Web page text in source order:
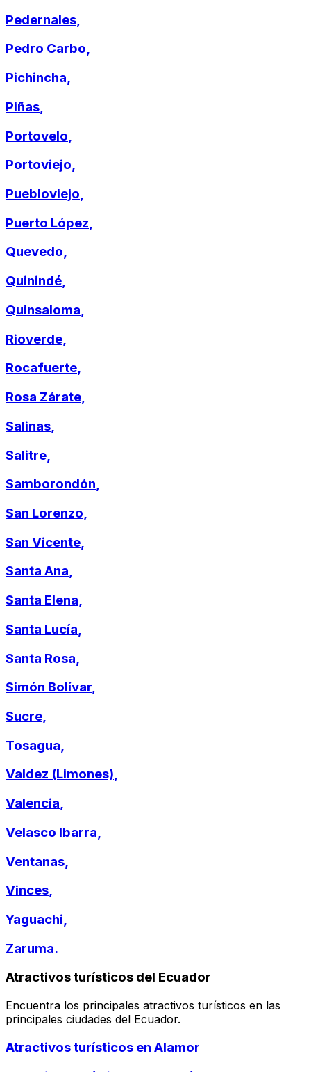
Pedernales,
Pedro Carbo,
Pichincha,
Piñas,
Portovelo,
Portoviejo,
Puebloviejo,
Puerto López,
Quevedo,
Quinindé,
Quinsaloma,
Rioverde,
Rocafuerte,
Rosa Zárate,
Salinas,
Salitre
Samborondón,
San Lorenzo,
San Vicente,
Santa Ana,
Santa Elena,
Santa Lucía,
Santa Rosa
Simón Bolívar,
Sucre,
Tosagua,
Valdez (Limones),
Valencia,
Velasco Ibarra,
Ventanas
Vinces,
Yaguachi,
Zaruma.
Atractivos turísticos del Ecuador
Encuentra los principales atractivos turísticos en las
principales ciudades del Ecuador.
Atractivos turísticos en Alamor